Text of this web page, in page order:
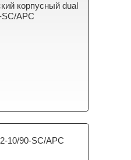
корпусный dual
APC
10/90-SC/APC